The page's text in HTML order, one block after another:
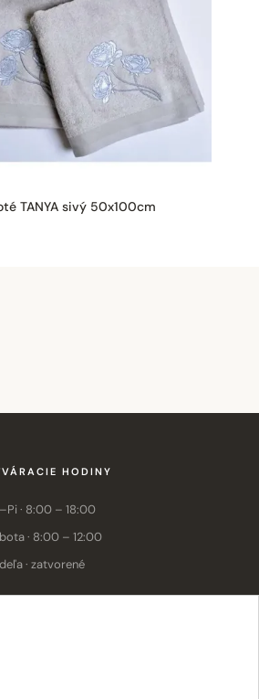
TANYA sivý 50x100cm
HODINY
· 8:00 – 18:00
· 8:00 – 12:00
· zatvorené